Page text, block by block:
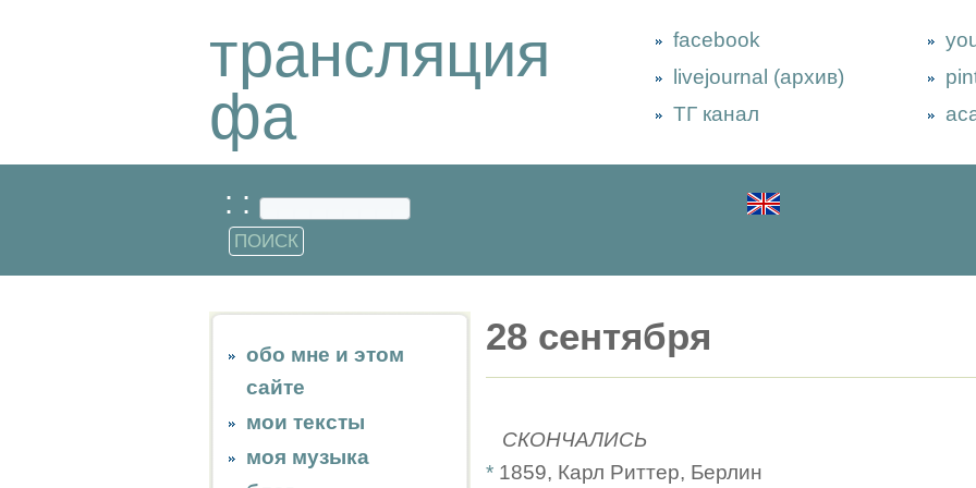
трансляция
фа
facebook
livejournal (архив)
ТГ канал
: :
обо мне и этом
сайте
мои тексты
моя музыка
28 сентября
СКОНЧАЛИСЬ
* 1859, Карл Риттер, Берлин